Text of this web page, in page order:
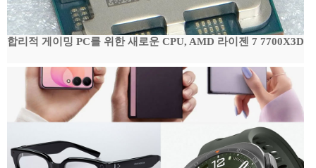
합리적 게이밍 PC를 위한 새로운 CPU, AMD 라이젠 7 7700X3D